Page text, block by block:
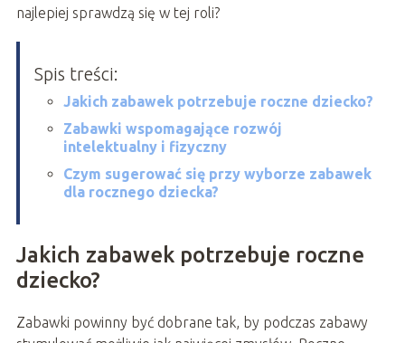
najlepiej sprawdzą się w tej roli?
Spis treści:
Jakich zabawek potrzebuje roczne dziecko?
Zabawki wspomagające rozwój
intelektualny i fizyczny
Czym sugerować się przy wyborze zabawek
dla rocznego dziecka?
Jakich zabawek potrzebuje roczne
dziecko?
Zabawki powinny być dobrane tak, by podczas zabawy